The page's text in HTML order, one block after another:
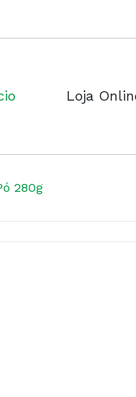
Loja
280g